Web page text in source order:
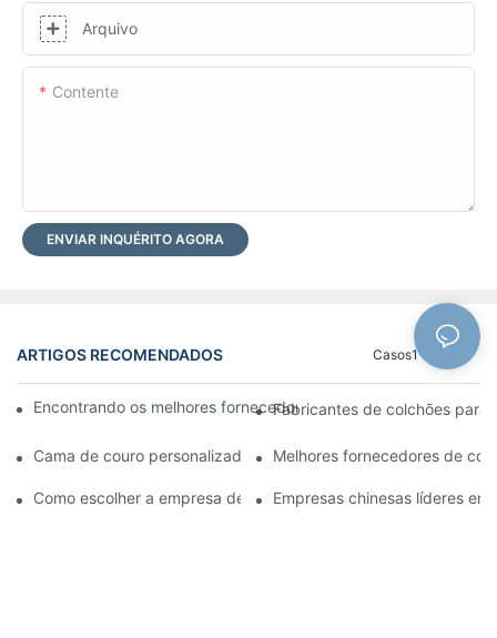
Arquivo
Contente
ENVIAR INQUÉRITO AGORA
ARTIGOS RECOMENDADOS Blog
Casos1
Encontrando os melhores fornecedores de atacado de camas
Fabricantes de colchões para
Cama de couro personalizada: transforme seu quarto em um
Melhores fornecedores de
Como escolher a empresa de atacado de colchões certa para
Empresas chinesas líderes